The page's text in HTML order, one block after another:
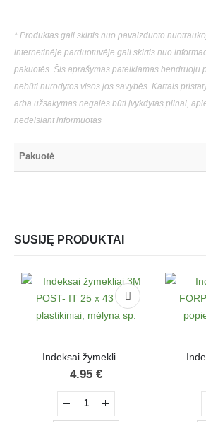
* Produktas gali skirtis nuo pavaizduoto
internetinėje parduotuvėje gali skirtis nuo
pakuotės. Šis aprašymas pateikiamas bendruoju
nebūti nurodytos visos jos savybės. Kartais
arba užsakymas negalės būti įvykdytas pilnai,
nedelsiant informuotas
Pakuotė
SUSIJĘ PRODUKTAI
Indeksai žymekliai 3M POST- IT 25 x 43 mm, plastikiniai, mėlyna sp.
4.95 €